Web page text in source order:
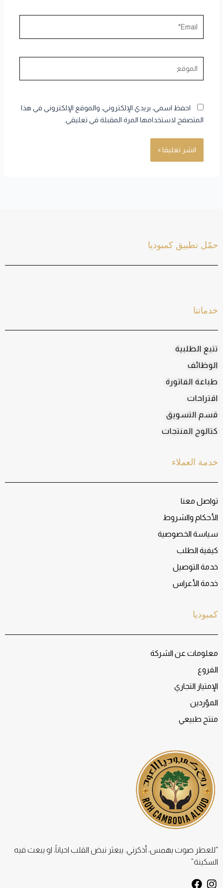
احفظ اسمي، بريدي الإلكتروني، والموقع الإلكتروني في هذا
المتصفح لاستخدامها المرة المقبلة في تعليقي.
“للعطر صوت يهمس، أذكرني. يبعثر نبض القلب احياناً، او يبعث فيه
السكينة”
I
F
كمبوديا
معلومات عن الشركة
الفروع
الإمتياز التجاري
الموّردين
منتج طبيعي
خدمة العملاء
تواصل معنا
الأحكام والشروط
سياسة الخصوصية
كيفية الطلب
خدمة التوصيل
خدمة الأعراس
خدماتنا
تتبع الطلبية
الوظائف
طباعة الفاتورة
اقتراحات
قسم التسويق
كتالوج المنتجات
حمّل تطبيق كمبوديا